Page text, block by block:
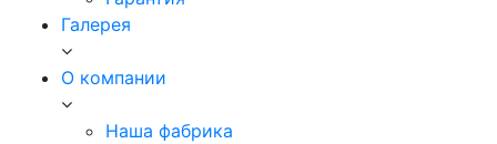
Галерея
О компании
Наша фабрика